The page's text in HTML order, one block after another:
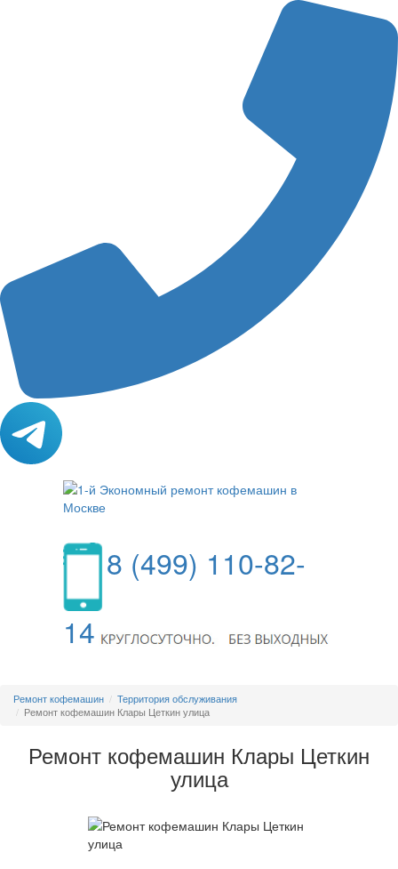
8 (499) 110-82-
14
Ремонт кофемашин
Территория обслуживания
Ремонт кофемашин Клары Цеткин улица
Ремонт кофемашин Клары Цеткин
улица